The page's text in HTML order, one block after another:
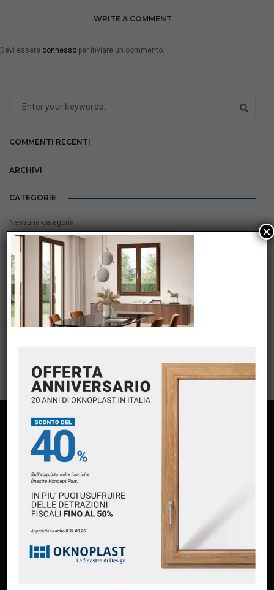
WRITE A COMMENT
Devi essere connesso per inviare un commento.
COMMENTI RECENTI
ARCHIVI
CATEGORIE
Nessuna categoria
META
Accedi
Feed dei contenuti
Feed dei commenti
Premium Partner Oknoplast
Finanziamento Oknoplast
×